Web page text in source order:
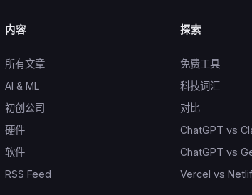
内容
所有文章
AI & ML
初创公司
硬件
软件
RSS Feed
探索
免费工具
科技词汇
对比
ChatGPT vs
ChatGPT vs
Vercel vs